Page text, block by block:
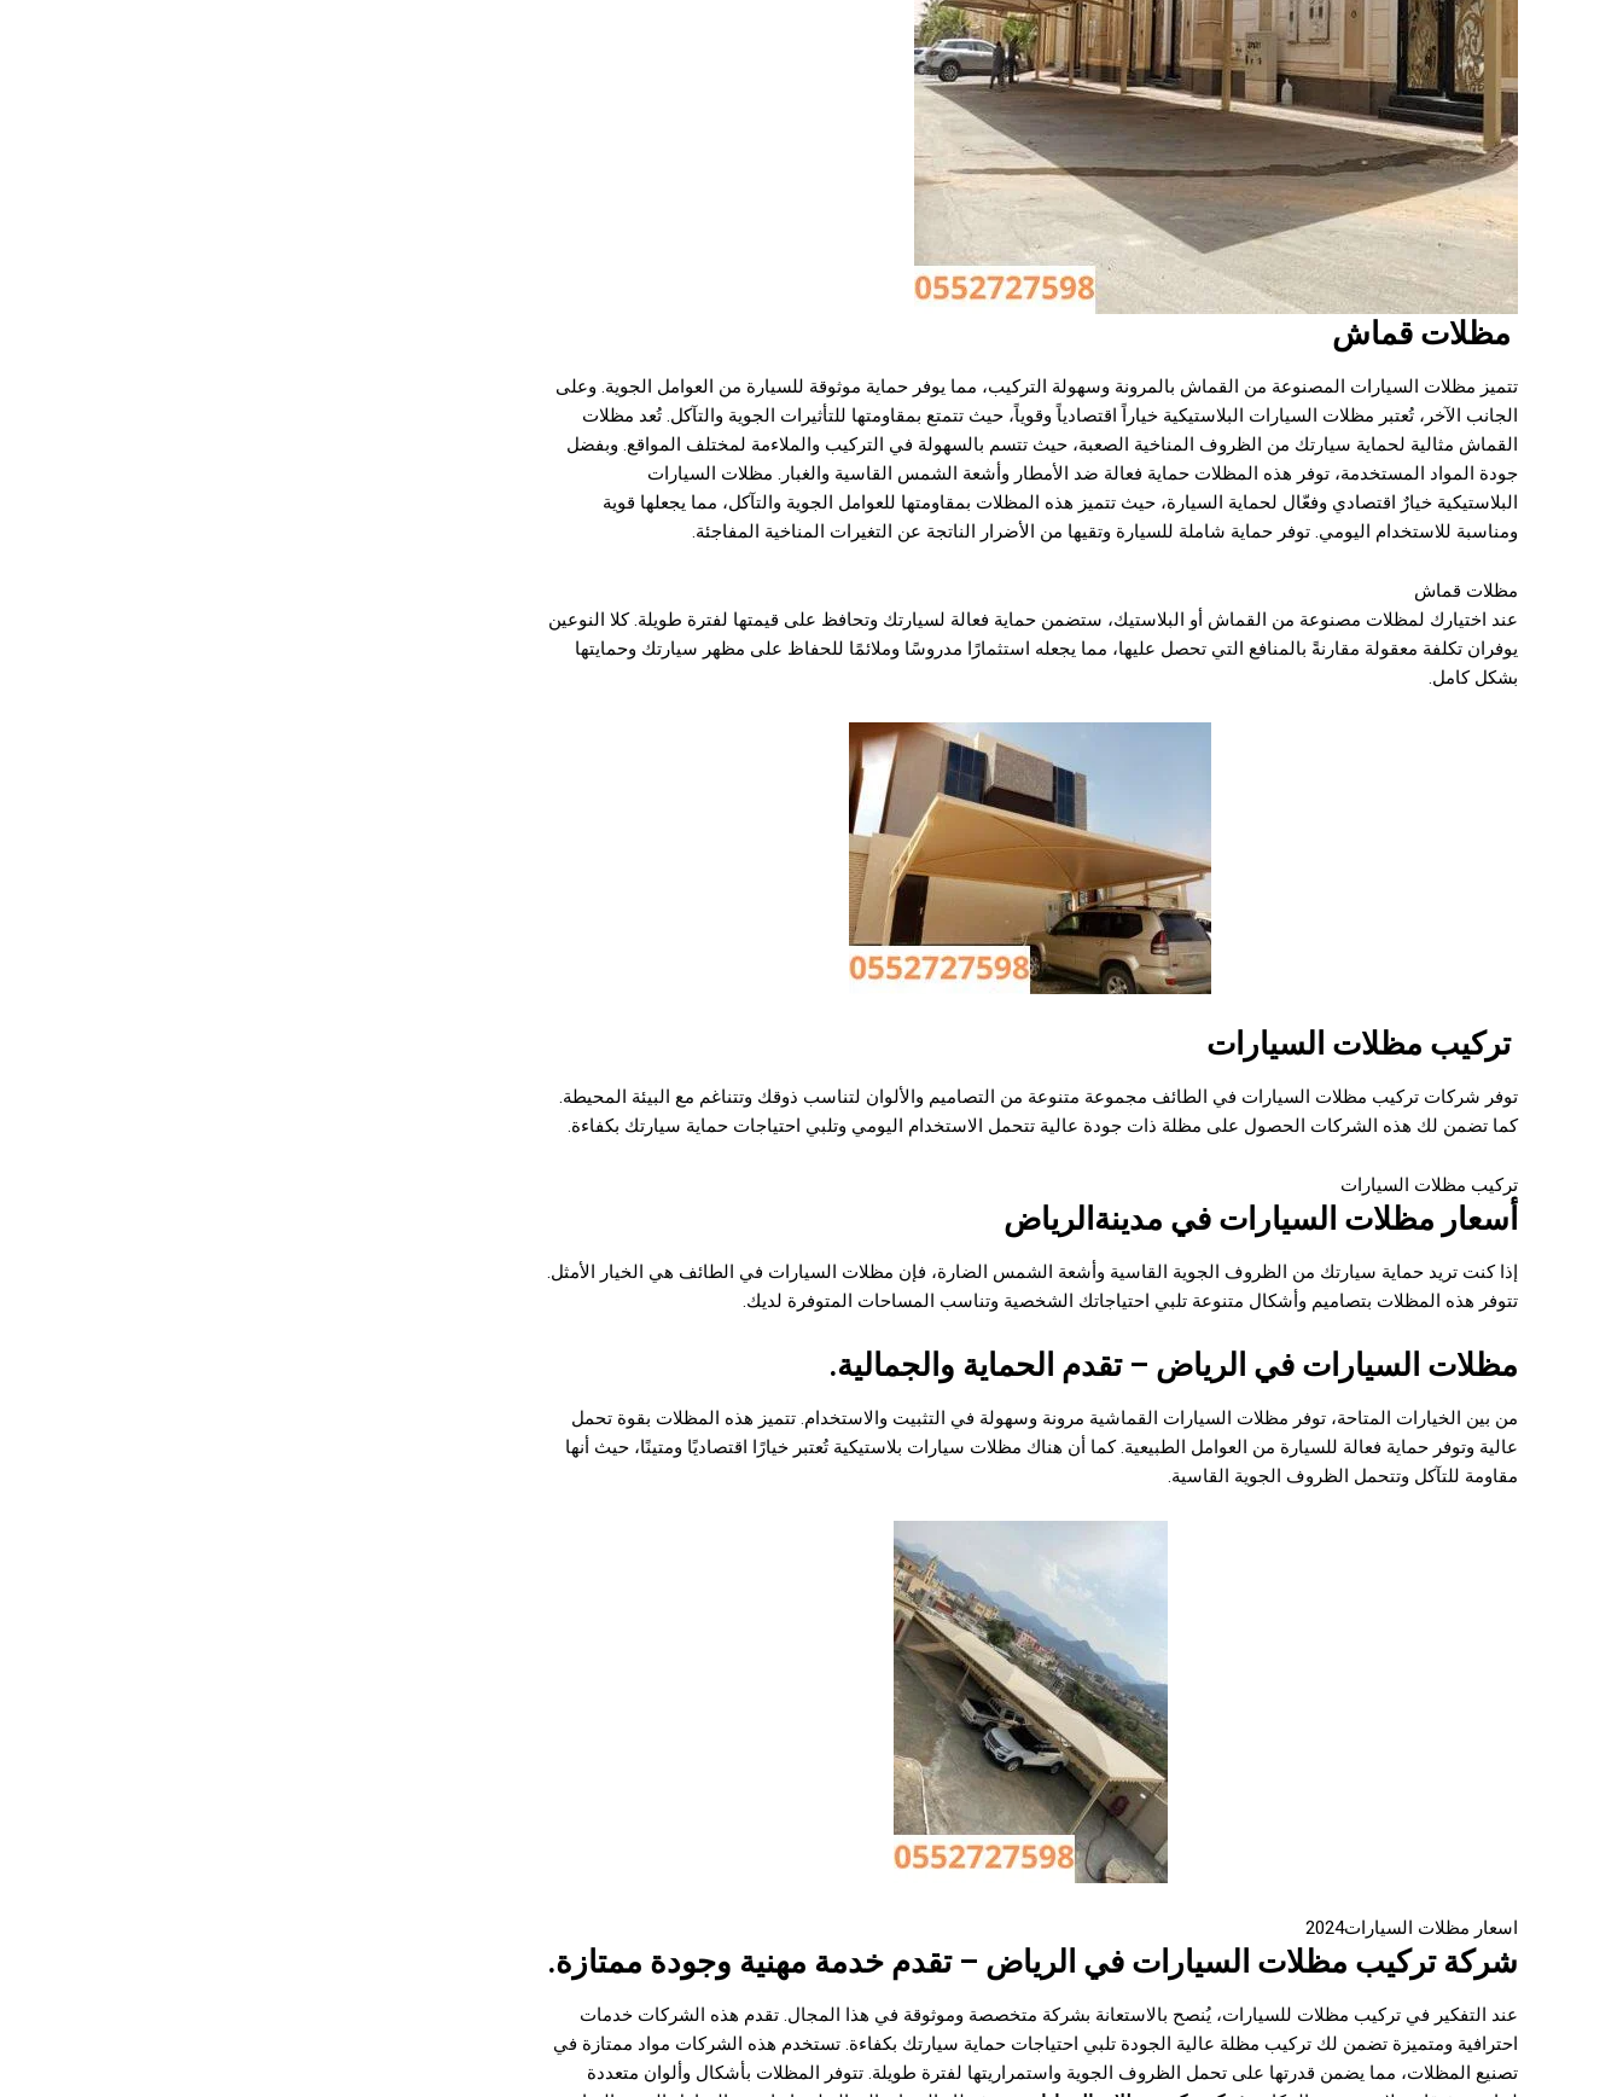
مظلات قماش
تتميز مظلات السيارات المصنوعة من القماش بالمرونة وسهولة التركيب، مما يوفر حماية موثوقة للسيارة من العوامل الجوية. وعلى
الجانب الآخر، تُعتبر مظلات السيارات البلاستيكية خياراً اقتصادياً وقوياً، حيث تتمتع بمقاومتها للتأثيرات الجوية والتآكل. تُعد مظلات
القماش مثالية لحماية سيارتك من الظروف المناخية الصعبة، حيث تتسم بالسهولة في التركيب والملاءمة لمختلف المواقع. وبفضل
جودة المواد المستخدمة، توفر هذه المظلات حماية فعالة ضد الأمطار وأشعة الشمس القاسية والغبار. مظلات السيارات
البلاستيكية خيارٌ اقتصادي وفعّال لحماية السيارة، حيث تتميز هذه المظلات بمقاومتها للعوامل الجوية والتآكل، مما يجعلها قوية
ومناسبة للاستخدام اليومي. توفر حماية شاملة للسيارة وتقيها من الأضرار الناتجة عن التغيرات المناخية المفاجئة.
مظلات قماش
عند اختيارك لمظلات مصنوعة من القماش أو البلاستيك، ستضمن حماية فعالة لسيارتك وتحافظ على قيمتها لفترة طويلة. كلا النوعين
يوفران تكلفة معقولة مقارنةً بالمنافع التي تحصل عليها، مما يجعله استثمارًا مدروسًا وملائمًا للحفاظ على مظهر سيارتك وحمايتها
بشكل كامل.
تركيب مظلات السيارات
توفر شركات تركيب مظلات السيارات في الطائف مجموعة متنوعة من التصاميم والألوان لتناسب ذوقك وتتناغم مع البيئة المحيطة.
كما تضمن لك هذه الشركات الحصول على مظلة ذات جودة عالية تتحمل الاستخدام اليومي وتلبي احتياجات حماية سيارتك بكفاءة.
تركيب مظلات السيارات
أسعار مظلات السيارات في مدينة الرياض
إذا كنت تريد حماية سيارتك من الظروف الجوية القاسية وأشعة الشمس الضارة، فإن مظلات السيارات في الطائف هي الخيار الأمثل.
تتوفر هذه المظلات بتصاميم وأشكال متنوعة تلبي احتياجاتك الشخصية وتناسب المساحات المتوفرة لديك.
مظلات السيارات في الرياض – تقدم الحماية والجمالية.
من بين الخيارات المتاحة، توفر مظلات السيارات القماشية مرونة وسهولة في التثبيت والاستخدام. تتميز هذه المظلات بقوة تحمل
عالية وتوفر حماية فعالة للسيارة من العوامل الطبيعية. كما أن هناك مظلات سيارات بلاستيكية تُعتبر خيارًا اقتصاديًا ومتینًا، حيث أنها
مقاومة للتآكل وتتحمل الظروف الجوية القاسية.
اسعار مظلات السيارات2024
شركة تركيب مظلات السيارات في الرياض – تقدم خدمة مهنية وجودة ممتازة.
عند التفكير في تركيب مظلات للسيارات، يُنصح بالاستعانة بشركة متخصصة وموثوقة في هذا المجال. تقدم هذه الشركات خدمات
احترافية ومتميزة تضمن لك تركيب مظلة عالية الجودة تلبي احتياجات حماية سيارتك بكفاءة. تستخدم هذه الشركات مواد ممتازة في
تصنيع المظلات، مما يضمن قدرتها على تحمل الظروف الجوية واستمراريتها لفترة طويلة. تتوفر المظلات بأشكال وألوان متعددة